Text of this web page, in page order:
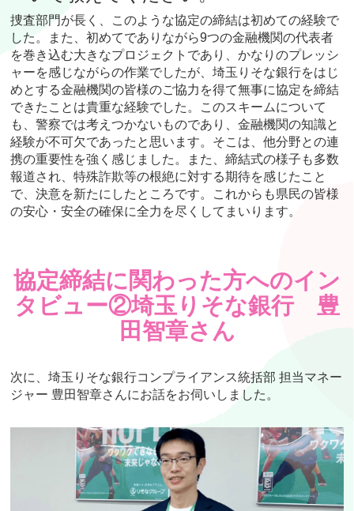
捜査部門が長く、このような協定の締結は初めての経験で
した。また、初めてでありながら9つの金融機関の代表者
を巻き込む大きなプロジェクトであり、かなりのプレッシ
ャーを感じながらの作業でしたが、埼玉りそな銀行をはじ
めとする金融機関の皆様のご協力を得て無事に協定を締結
できたことは貴重な経験でした。このスキームについて
も、警察では考えつかないものであり、金融機関の知識と
経験が不可欠であったと思います。そこは、他分野との連
携の重要性を強く感じました。また、締結式の様子も多数
報道され、特殊詐欺等の根絶に対する期待を感じたこと
で、決意を新たにしたところです。これからも県民の皆様
の安心・安全の確保に全力を尽くしてまいります。
協定締結に関わった方へのイン
タビュー②埼玉りそな銀行 豊
田智章さん
次に、埼玉りそな銀行コンプライアンス統括部 担当マネー
ジャー 豊田智章さんにお話をお伺いしました。